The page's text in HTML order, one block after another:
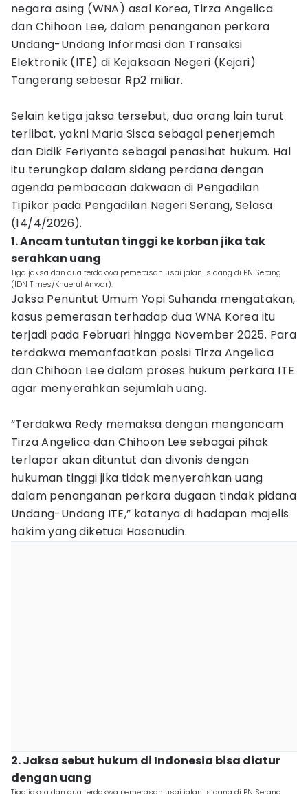
negara asing (WNA) asal Korea, Tirza Angelica
dan Chihoon Lee, dalam penanganan perkara
Undang-Undang Informasi dan Transaksi
Elektronik (ITE) di Kejaksaan Negeri (Kejari)
Tangerang sebesar Rp2 miliar.
Selain ketiga jaksa tersebut, dua orang lain turut
terlibat, yakni Maria Sisca sebagai penerjemah
dan Didik Feriyanto sebagai penasihat hukum. Hal
itu terungkap dalam sidang perdana dengan
agenda pembacaan dakwaan di Pengadilan
Tipikor pada Pengadilan Negeri Serang, Selasa
(14/4/2026).
1. Ancam tuntutan tinggi ke korban jika tak
serahkan uang
Tiga jaksa dan dua terdakwa pemerasan usai jalani sidang di PN Serang
(IDN Times/Khaerul Anwar).
Jaksa Penuntut Umum Yopi Suhanda mengatakan,
kasus pemerasan terhadap dua WNA Korea itu
terjadi pada Februari hingga November 2025. Para
terdakwa memanfaatkan posisi Tirza Angelica
dan Chihoon Lee dalam proses hukum perkara ITE
agar menyerahkan sejumlah uang.
“Terdakwa Redy memaksa dengan mengancam
Tirza Angelica dan Chihoon Lee sebagai pihak
terlapor akan dituntut dan divonis dengan
hukuman tinggi jika tidak menyerahkan uang
dalam penanganan perkara dugaan tindak pidana
Undang-Undang ITE,” katanya di hadapan majelis
hakim yang diketuai Hasanudin.
2. Jaksa sebut hukum di Indonesia bisa diatur
dengan uang